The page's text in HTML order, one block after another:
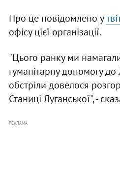
Про це повідомлено у
офісу цієї організації.
"Цього ранку ми
гуманітарну допомогу до
обстріли довелося
Станиці Луганської", -
РЕКЛАМА